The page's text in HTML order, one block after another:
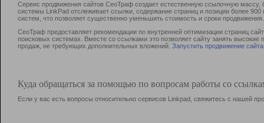
Сервис продвижения сайтов СеоТраф создает естественную ссылочную
системы LinkPad отслеживает ссылки, содержание страниц и позиции более
систем, что позволяет существенно уменьшить стоимость и сроки продвижения.
СеоТраф предоставляет рекомендации по внутренней оптимизации страниц
поисковых системах. Вместе со ссылками это позволяет сайту занять
продаж, не требующих дополнительных вложений. Запустить продвижение сайта
Куда обращаться за помощью по вопросам работы со
Если у вас есть вопросы относительно сервисов Linkpad, свяжитесь с нашей